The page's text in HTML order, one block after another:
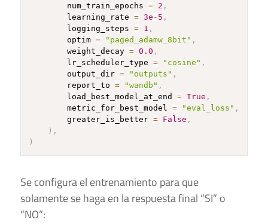
        num_train_epochs
= 2 ,
        learning_rate
= 3e - 5 ,
        logging_steps
= 1 ,
        optim
= "paged_adamw_8bit" ,
        weight_decay
= 0.0 ,
        lr_scheduler_type
= "cosine" ,
        output_dir
= "outputs" ,
        report_to
= "wandb" ,
        load_best_model_at_end
= True ,
        metric_for_best_model
= "eval_loss" ,
        greater_is_better
= False ,
) ,
)
Se configura el entrenamiento para que
solamente se haga en la respuesta final “SI” o
“NO”: